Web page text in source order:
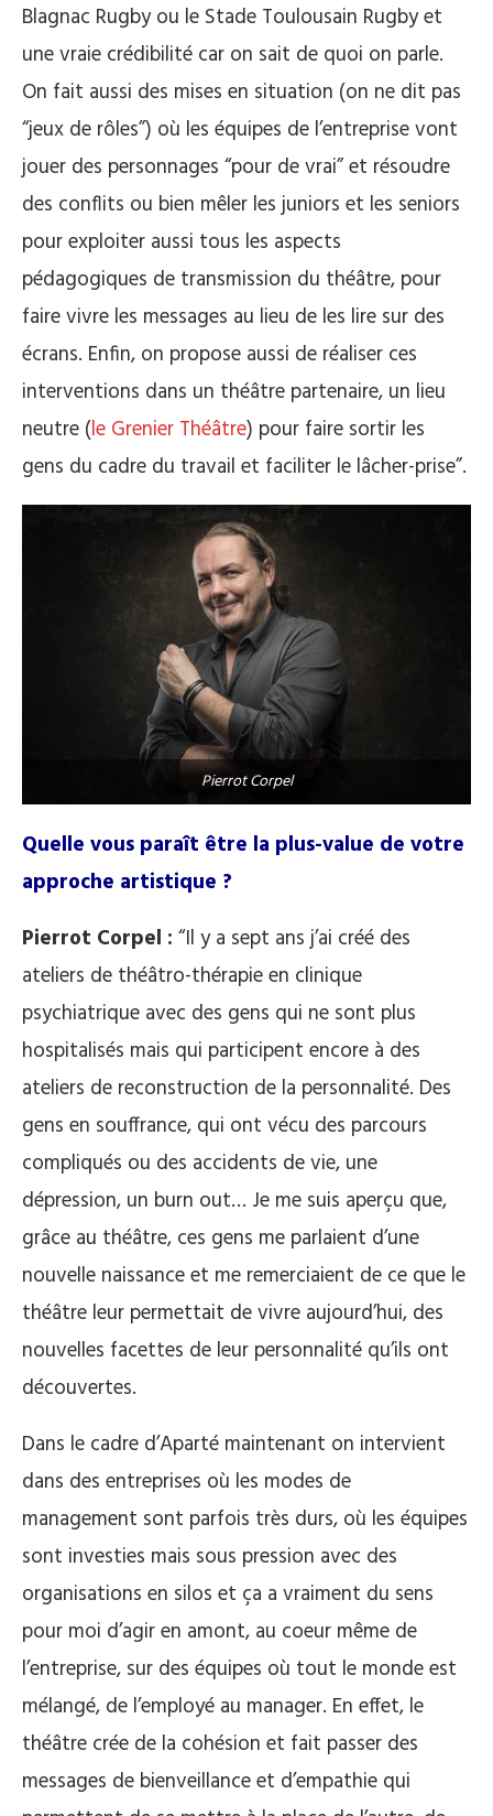
Blagnac Rugby ou le Stade Toulousain Rugby et
une vraie crédibilité car on sait de quoi on parle.
On fait aussi des mises en situation (on ne dit pas
“jeux de rôles”) où les équipes de l’entreprise vont
jouer des personnages “pour de vrai” et résoudre
des conflits ou bien mêler les juniors et les seniors
pour exploiter aussi tous les aspects
pédagogiques de transmission du théâtre, pour
faire vivre les messages au lieu de les lire sur des
écrans. Enfin, on propose aussi de réaliser ces
interventions dans un théâtre partenaire, un lieu
neutre (le Grenier Théâtre) pour faire sortir les
gens du cadre du travail et faciliter le lâcher-prise”.
Pierrot Corpel
Quelle vous paraît être la plus-value de votre
approche artistique ?
Pierrot Corpel : “Il y a sept ans j’ai créé des
ateliers de théâtro-thérapie en clinique
psychiatrique avec des gens qui ne sont plus
hospitalisés mais qui participent encore à des
ateliers de reconstruction de la personnalité. Des
gens en souffrance, qui ont vécu des parcours
compliqués ou des accidents de vie, une
dépression, un burn out… Je me suis aperçu que,
grâce au théâtre, ces gens me parlaient d’une
nouvelle naissance et me remerciaient de ce que le
théâtre leur permettait de vivre aujourd’hui, des
nouvelles facettes de leur personnalité qu’ils ont
découvertes.
Dans le cadre d’Aparté maintenant on intervient
dans des entreprises où les modes de
management sont parfois très durs, où les équipes
sont investies mais sous pression avec des
organisations en silos et ça a vraiment du sens
pour moi d’agir en amont, au coeur même de
l’entreprise, sur des équipes où tout le monde est
mélangé, de l’employé au manager. En effet, le
théâtre crée de la cohésion et fait passer des
messages de bienveillance et d’empathie qui